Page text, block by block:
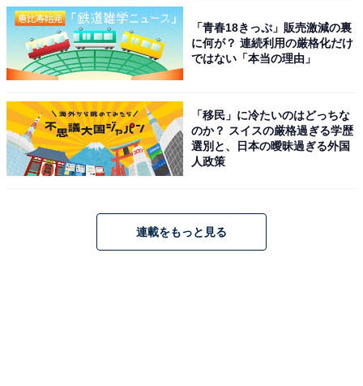
こちらもおすすめ
夏に行きたい「熊本県の絶景ドライブスポッ
ト」ランキング！ 2位「南阿蘇グリーンロー
ド」、圧倒的1位は？
1 2
「青春18きっぷ」販売激減の裏
に何が？ 連続利用の厳格化だけ
ではない「本当の理由」
「移民」に冷たいのはどっちな
のか？ スイスの厳格過ぎる学歴
選別と、日本の曖昧過ぎる外国
人政策
連載をもっと見る